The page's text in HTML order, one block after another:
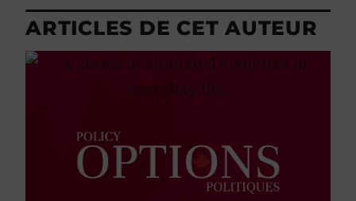
ARTICLES DE CET AUTEUR